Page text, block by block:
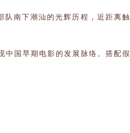
南下潮汕的光辉历程，近距离
国早期电影的发展脉络。搭配